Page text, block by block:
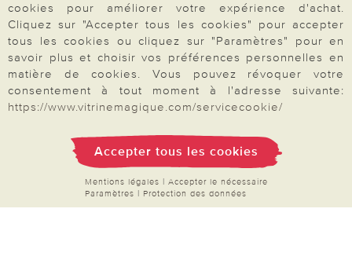
Droit de rétractation
Rétractation
À propos de nous
cookies pour améliorer votre expérience d'achat.
Cliquez sur "Accepter tous les cookies" pour accepter
tous les cookies ou cliquez sur "Paramètres" pour en
savoir plus et choisir vos préférences personnelles en
matière de cookies. Vous pouvez révoquer votre
consentement à tout moment à l'adresse suivante:
https://www.vitrinemagique.com/servicecookie/
Accepter tous les cookies
Mentions légales | Accepter le nécessaire
Paramètres | Protection des données